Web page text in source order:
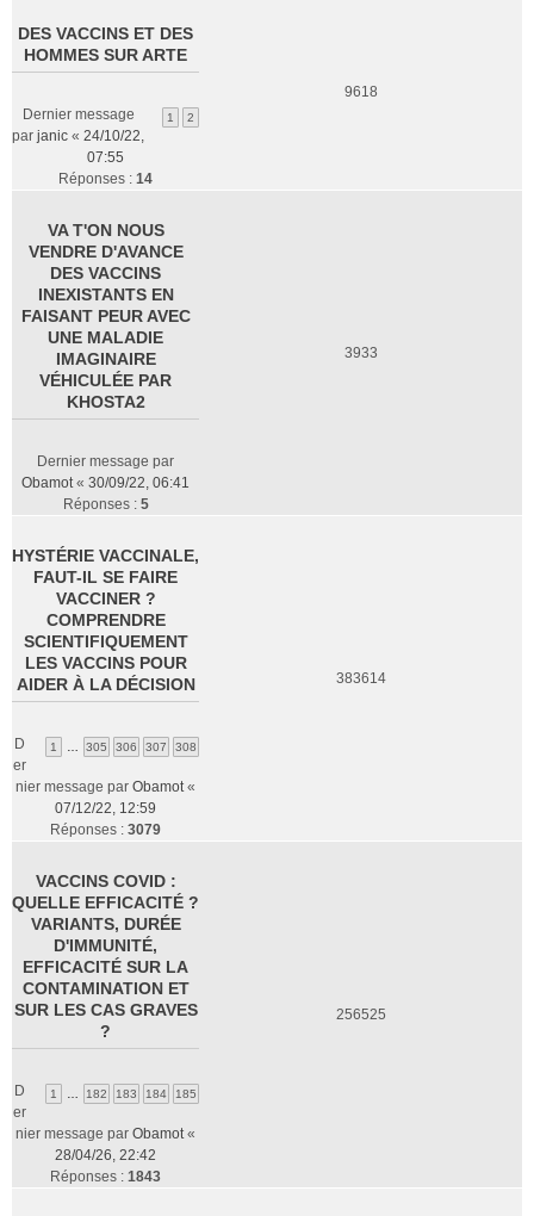
DES VACCINS ET DES
HOMMES SUR ARTE
1 2
Dernier message
par janic « 24/10/22,
07:55
Réponses : 14
9618
VA T'ON NOUS
VENDRE D'AVANCE
DES VACCINS
INEXISTANTS EN
FAISANT PEUR AVEC
UNE MALADIE
IMAGINAIRE
VÉHICULÉE PAR
KHOSTA2
Dernier message par
Obamot« 30/09/22, 06:41
Réponses : 5
3933
HYSTÉRIE VACCINALE,
FAUT-IL SE FAIRE
VACCINER ?
COMPRENDRE
SCIENTIFIQUEMENT
LES VACCINS POUR
AIDER À LA DÉCISION
1 305 306 307 308
D
er
nier message par Obamot«
07/12/22, 12:59
Réponses : 3079
383614
VACCINS COVID :
QUELLE EFFICACITÉ ?
VARIANTS, DURÉE
D'IMMUNITÉ,
EFFICACITÉ SUR LA
CONTAMINATION ET
SUR LES CAS GRAVES
?
1 182 183 184 185
D
er
nier message par Obamot«
28/04/26, 22:42
Réponses : 1843
256525